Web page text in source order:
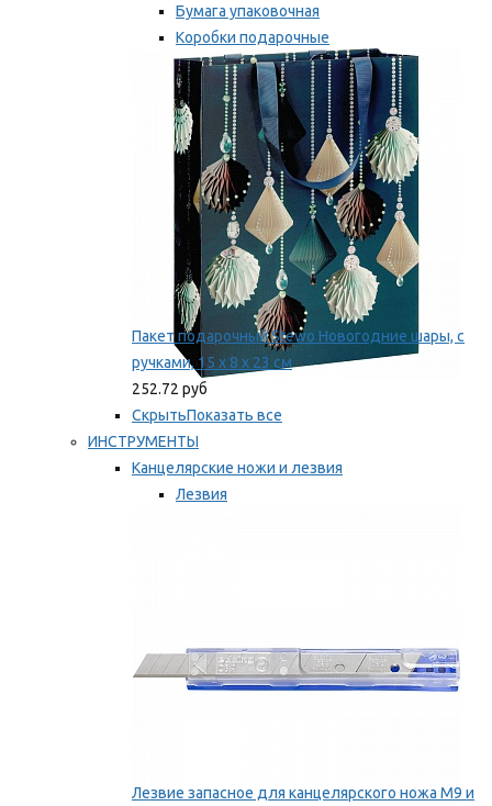
Бумага упаковочная
Коробки подарочные
Ленты, бобины
Мы рекомендуем
Пакет подарочный Stewo Новогодние шары, с
ручками, 15 х 8 х 23 см
252.72 руб
СкрытьПоказать все
ИНСТРУМЕНТЫ
Канцелярские ножи и лезвия
Лезвия
Лезвие запасное для канцелярского ножа M9 и